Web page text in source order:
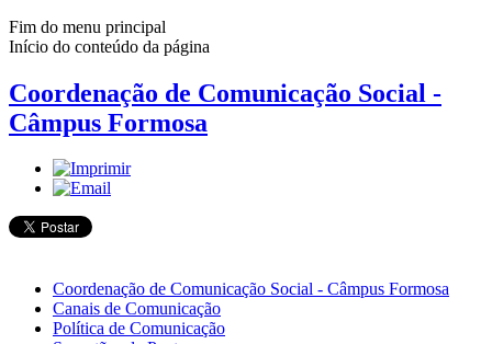
Fim do menu principal
Início do conteúdo da página
Coordenação de Comunicação Social -
Câmpus Formosa
Coordenação de Comunicação Social - Câmpus Formosa
Canais de Comunicação
Política de Comunicação